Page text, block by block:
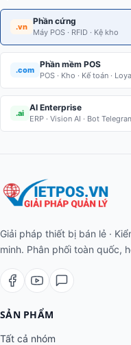
.vn
Phần cứng
Máy POS · RFID · Kệ kho
.com
Phần mềm POS
POS · Kho · Kế toán ·
.ai
AI Enterprise
ERP · Vision AI · Bot
Giải pháp thiết bị bán lẻ ·
minh. Phân phối toàn quốc,
SẢN PHẨM
Tất cả nhóm